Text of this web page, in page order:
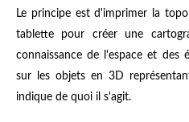
Le principe est d'imprimer la
tablette pour créer une
connaissance de l'espace et des
sur les objets en 3D
indique de quoi il s'agit.